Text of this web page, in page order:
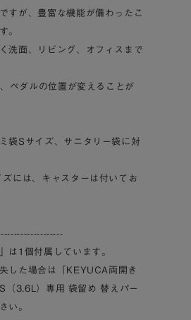
すが、豊富な機能が備わったこ
。
洗面、リビング、オフィスまで
ペダルの位置が変えることが
袋Sサイズ、サニタリー袋に対
には、キャスターは付いてお
は1個付属しています。
した場合は「KEYUCA両開き
（3.6L）専用 袋留め 替えパー
い。